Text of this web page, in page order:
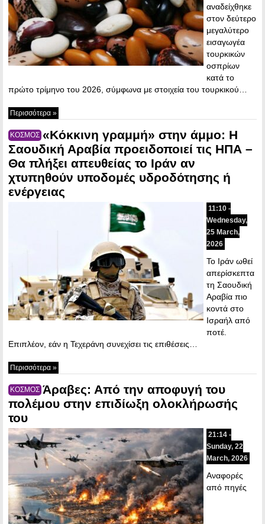
αναδείχθηκε
στον δεύτερο
μεγαλύτερο
εισαγωγέα
τουρκικών
οσπρίων
κατά το
πρώτο τρίμηνο του 2026, σύμφωνα με στοιχεία του τουρκικού…
Περισσότερα »
ΚΟΣΜΟΣ «Κόκκινη γραμμή» στην άμμο: Η
Σαουδική Αραβία προειδοποιεί τις ΗΠΑ –
Θα πλήξει απευθείας το Ιράν αν
χτυπηθούν υποδομές υδροδότησης ή
ενέργειας
11:10 -
Wednesday,
25 March,
2026
Το Ιράν ωθεί
απερίσκεπτα
τη Σαουδική
Αραβία πιο
κοντά στο
Ισραήλ από
ποτέ.
Επιπλέον, εάν η Τεχεράνη συνεχίσει τις επιθέσεις…
Περισσότερα »
ΚΟΣΜΟΣ Άραβες: Από την αποφυγή του
πολέμου στην επιδίωξη ολοκλήρωσής
του
21:14 -
Sunday, 22
March, 2026
Αναφορές
από πηγές